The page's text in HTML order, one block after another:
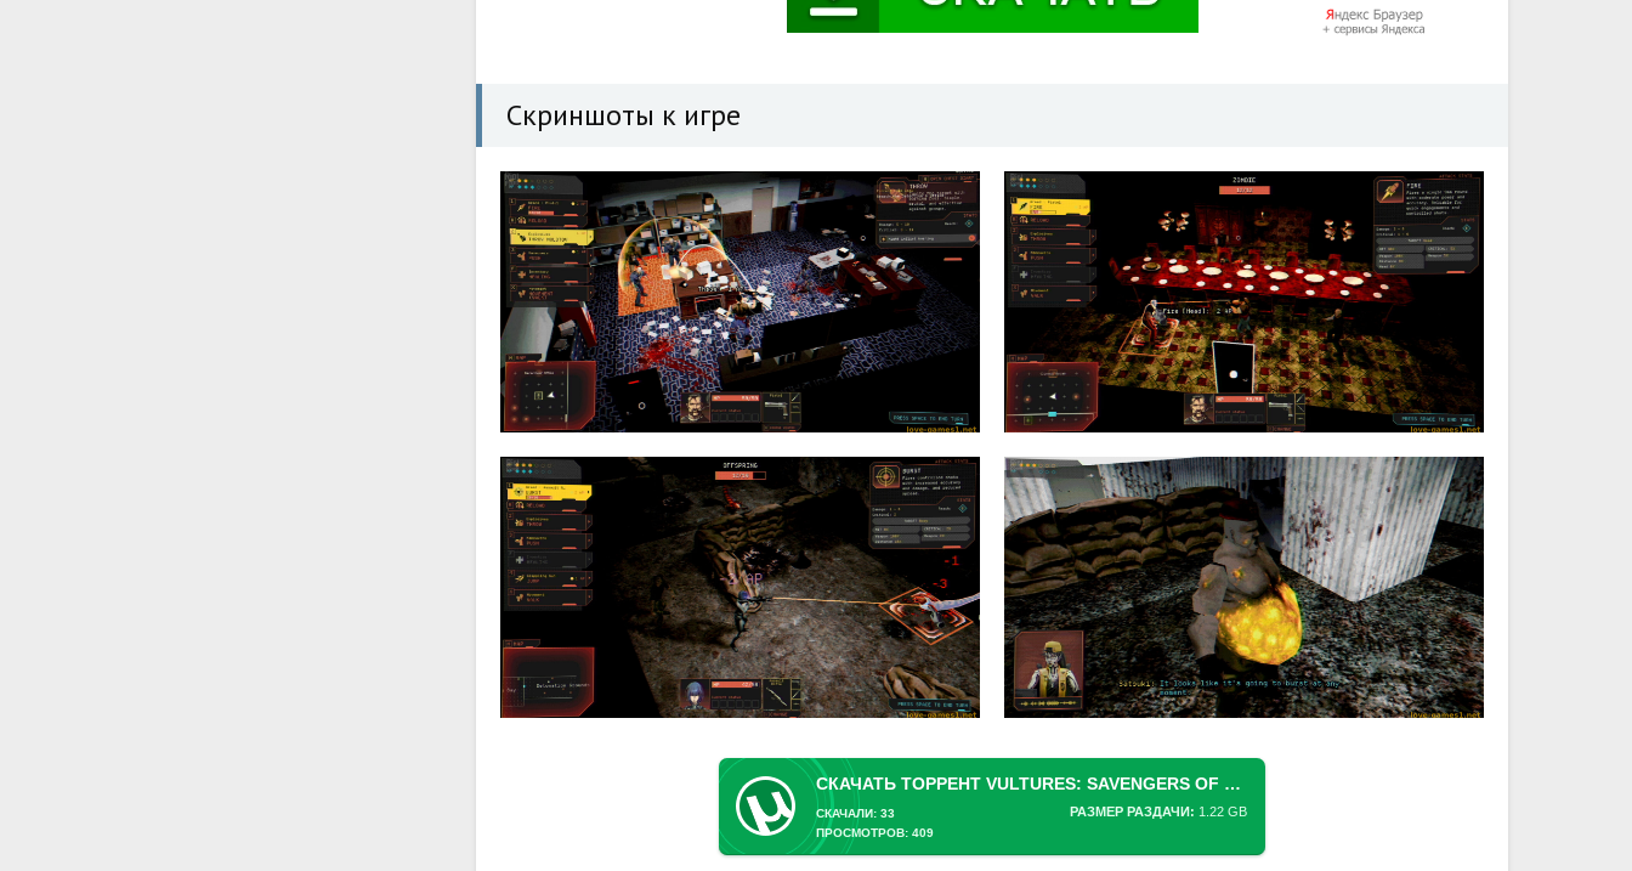
Скриншоты к игре
СКАЧАТЬ ТОРРЕНТ VULTURES: SAVENGERS OF DEATH (2026) PC [REPACK] (V1.0.0 + DLC)
РАЗМЕР РАЗДАЧИ: 1.22 GB
СКАЧАЛИ: 33
ПРОСМОТРОВ: 409